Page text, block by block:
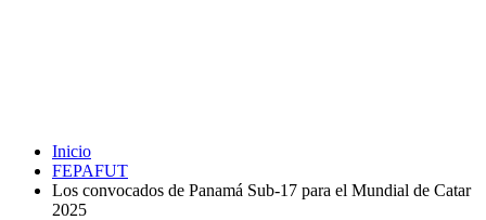
Inicio
FEPAFUT
Los convocados de Panamá Sub-17 para el Mundial de Catar
2025